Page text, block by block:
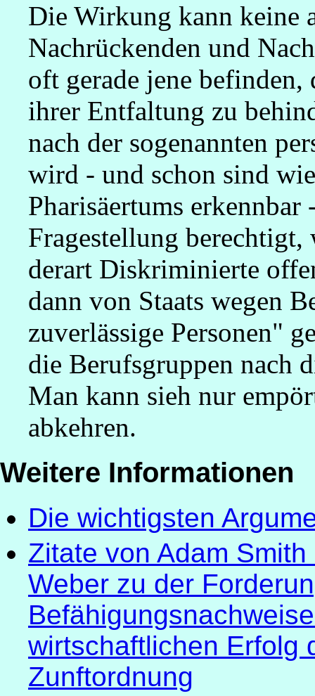
Die Wirkung kann keine
Nachrückenden und
oft gerade jene
ihrer Entfaltung zu
nach der sogenannten
wird - und schon sind
Pharisäertums
Fragestellung
derart Diskriminierte
dann von Staats wegen
zuverlässige Personen"
die Berufsgruppen nach
Man kann sieh nur
abkehren.
Weitere Informationen
Die wichtigsten
Zitate von Adam
Weber zu der
wirtschaftlichen Erfolg
Zunftordnung